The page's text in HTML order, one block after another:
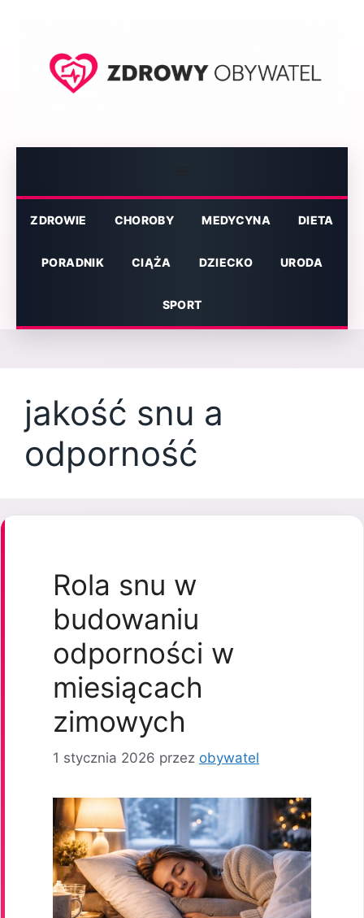
ZDROWIE CHOROBY MEDYCYNA DIETA
PORADNIK CIĄŻA DZIECKO URODA
SPORT
jakość snu a
odporność
Rola snu w
budowaniu
odporności w
miesiącach
zimowych
1 stycznia 2026 przez obywatel